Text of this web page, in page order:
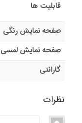
قابلیت ها
صفحه نمایش رنگی
صفحه نمایش لمسی
گارانتی
نظرات